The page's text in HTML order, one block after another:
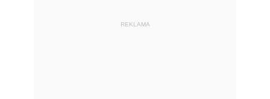
REKLAMA